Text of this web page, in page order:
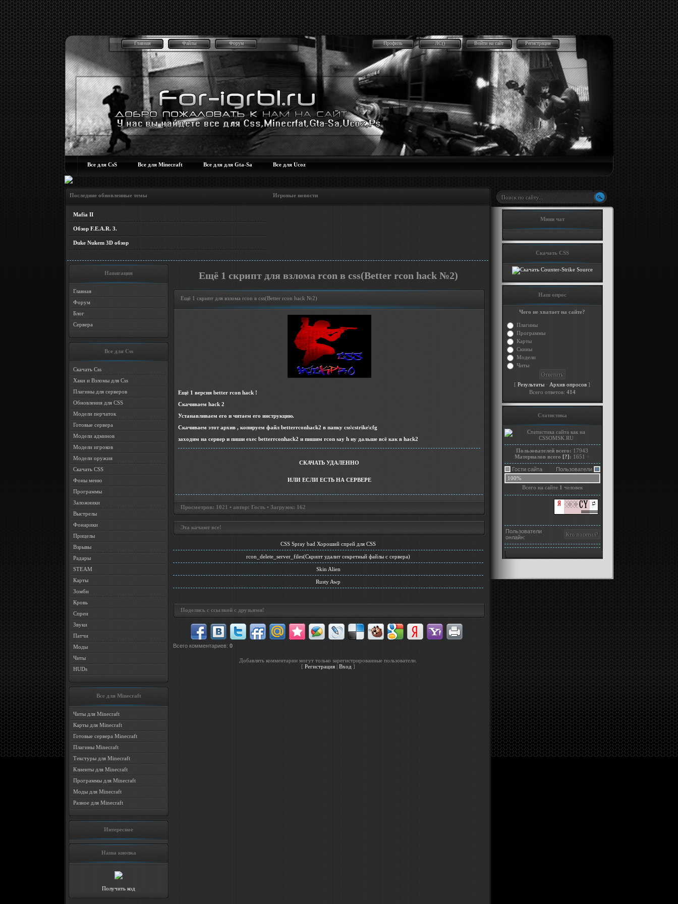
Главная Файлы Форум Профиль ЛС() Войти на сайт Регистрация
Все для CsS Все для Minecraft Все для для Gta-Sa Все для Ucoz
Последние обновленные темы Игровые новости
Mafia II
Обзор F.E.A.R. 3.
Duke Nukem 3D обзор
Навигация
Главная
Форум
Блог
Сервера
Все для Css
Скачать Css
Хаки и Взломы для Css
Плагины для серверов
Обновления для CSS
Модели перчаток
Готовые сервера
Модели админов
Модели игроков
Модели оружия
Скачать CSS
Фоны меню
Программы
Заложники
Выстрелы
Фонарики
Прицелы
Взрывы
Радары
STEAM
Карты
Зомби
Кровь
Спреи
Звуки
Патчи
Моды
Читы
HUDs
Все для Minecraft
Читы для Minecraft
Карты для Minecraft
Готовые сервера Minecraft
Плагины Minecraft
Текстуры для Minecraft
Клиенты для Minecraft
Программы для Minecraft
Моды для Minecraft
Разное для Minecraft
Интересное
Наша кнопка
Получить код
Ещё 1 скрипт для взлома rcon в css(Better rcon hack №2)
Ещё 1 скрипт для взлома rcon в css(Better rcon hack №2)
Ещё 1 версия better rcon hack !
Скачиваем hack 2
Устанавливаем его и читаем его инструкцию.
Скачиваем этот архив , копируем файл betterrconhack2 в папку css\cstrike\cfg
заходим на сервер и пиши exec betterrconhack2 и пишим rcon say h ну дальше всё как в hack2
СКАЧАТЬ УДАЛЕННО
ИЛИ ЕСЛИ ЕСТЬ НА СЕРВЕРЕ
Просмотров: 1021 • автор: Гость • Загрузок: 162
Эта качают все!
СSS Spray bad Хороший спрей для CSS
rcon_delete_server_files(Скрипт удалит секретный файлы с сервера)
Skin Alien
Rusty Awp
Поделись с ссылкой с друзьями!
Всего комментариев: 0
Добавлять комментарии могут только зарегистрированные пользователи.
[ Регистрация | Вход ]
Мини чат
Скачать CSS
Наш опрос
Чего не хватает на сайте?
Плагины
Программы
Карты
Скины
Модели
Читы
[ Результаты · Архив опросов ]
Всего ответов: 414
Статистика
Пользователей всего: 17943
Материалов всего [?]: 1651 +
Гости сайта
Пользователи
100%
Всего на сайте 1 человек
Пользователи
онлайн: